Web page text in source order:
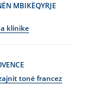
MBIKËQYRJE
klinike
tonë francez